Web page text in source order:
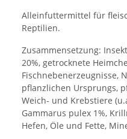
Alleinfuttermittel für
Reptilien.
Zusammensetzung:
20%, getrocknete
Fischnebenerzeugnisse,
pflanzlichen Ursprungs,
Weich- und Krebstiere
Gammarus pulex 1%,
Hefen, Öle und Fette,